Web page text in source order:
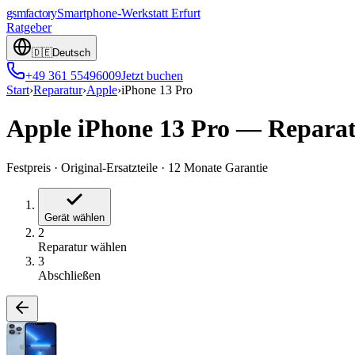
gsmfactorySmartphone-Werkstatt Erfurt
Ratgeber
🇩🇪Deutsch
+49 361 55496009Jetzt buchen
Start›Reparatur›Apple›iPhone 13 Pro
Apple iPhone 13 Pro —
Festpreis · Original-Ersatzteile · 12 Monate Garantie
Gerät wählen
2
Reparatur wählen
3
Abschließen